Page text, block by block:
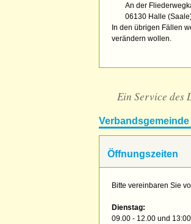
An der
06130 Halle
In den übrigen Fällen
verändern wollen.
Ein Service des
Öffnungszeiten
Bitte vereinbaren Sie
Dienstag:
09.00 - 12.00 und